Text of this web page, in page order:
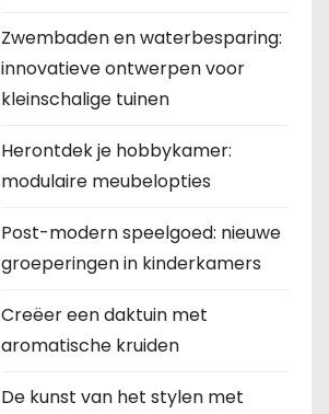
Zwembaden en waterbesparing:
innovatieve ontwerpen voor
kleinschalige tuinen
Herontdek je hobbykamer:
modulaire meubelopties
Post-modern speelgoed: nieuwe
groeperingen in kinderkamers
Creëer een daktuin met
aromatische kruiden
De kunst van het stylen met